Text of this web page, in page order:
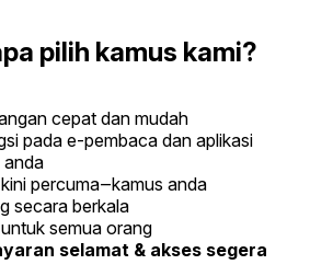
pilih kamus kami?
cepat dan mudah
pada e-pembaca dan aplikasi
anda
percuma‒kamus anda
secara berkala
semua orang
selamat & akses segera